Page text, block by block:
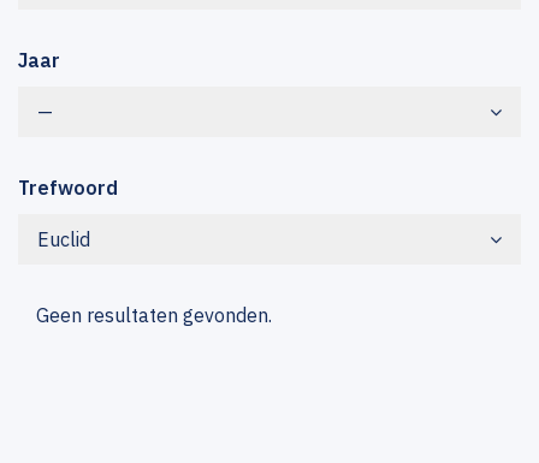
Jaar
—
Trefwoord
Euclid
Geen resultaten gevonden.